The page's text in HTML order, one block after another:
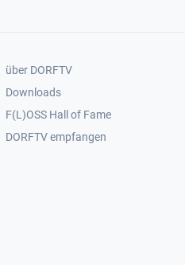
Footer 3
über DORFTV
Downloads
F(L)OSS Hall of Fame
Footer 4
DORFTV empfangen